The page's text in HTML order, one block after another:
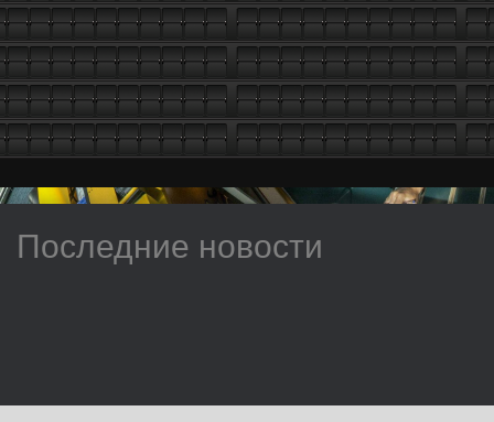
Последние новости